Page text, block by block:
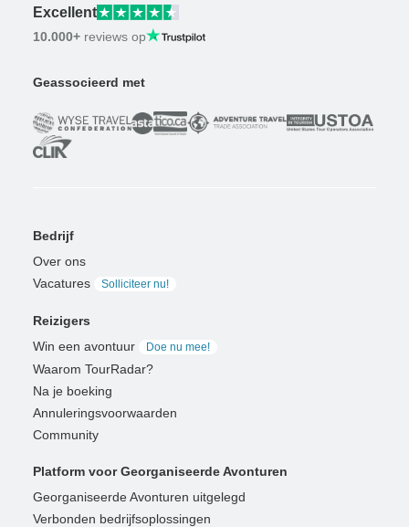
Excellent
10.000+ reviews op
Geassocieerd met
Bedrijf
Over ons
Vacatures
Solliciteer nu!
Reizigers
Win een avontuur
Doe nu mee!
Waarom TourRadar?
Na je boeking
Annuleringsvoorwaarden
Community
Platform voor Georganiseerde Avonturen
Georganiseerde Avonturen uitgelegd
Verbonden bedrijfsoplossingen